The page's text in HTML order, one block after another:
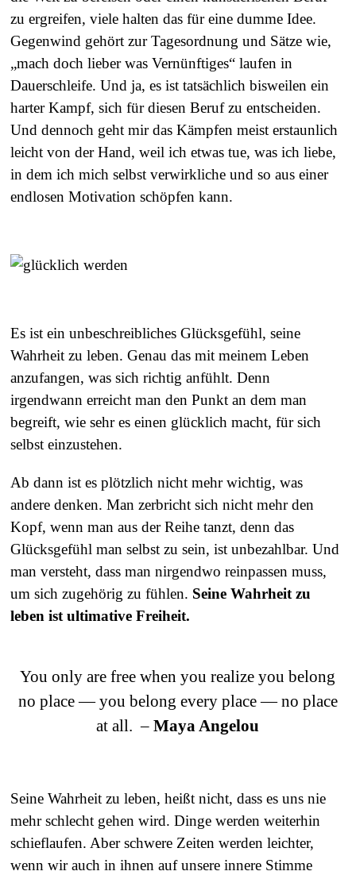
zu ergreifen, viele halten das für eine dumme Idee.
Gegenwind gehört zur Tagesordnung und Sätze wie,
„mach doch lieber was Vernünftiges“ laufen in
Dauerschleife. Und ja, es ist tatsächlich bisweilen ein
harter Kampf, sich für diesen Beruf zu entscheiden.
Und dennoch geht mir das Kämpfen meist erstaunlich
leicht von der Hand, weil ich etwas tue, was ich liebe,
in dem ich mich selbst verwirkliche und so aus einer
endlosen Motivation schöpfen kann.
Es ist ein unbeschreibliches Glücksgefühl, seine
Wahrheit zu leben. Genau das mit meinem Leben
anzufangen, was sich richtig anfühlt. Denn
irgendwann erreicht man den Punkt an dem man
begreift, wie sehr es einen glücklich macht, für sich
selbst einzustehen.
Ab dann ist es plötzlich nicht mehr wichtig, was
andere denken. Man zerbricht sich nicht mehr den
Kopf, wenn man aus der Reihe tanzt, denn das
Glücksgefühl man selbst zu sein, ist unbezahlbar. Und
man versteht, dass man nirgendwo reinpassen muss,
um sich zugehörig zu fühlen. Seine Wahrheit zu
leben ist ultimative Freiheit.
You only are free when you realize you belong
no place — you belong every place — no place
at all. –Maya Angelou
Seine Wahrheit zu leben, heißt nicht, dass es uns nie
mehr schlecht gehen wird. Dinge werden weiterhin
schieflaufen. Aber schwere Zeiten werden leichter,
wenn wir auch in ihnen auf unsere innere Stimme